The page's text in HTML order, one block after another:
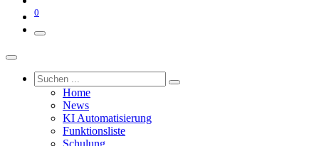
0
Home
News
KI Automatisierung
Funktionsliste
Schulung